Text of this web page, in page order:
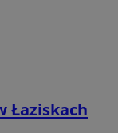
Łaziskach